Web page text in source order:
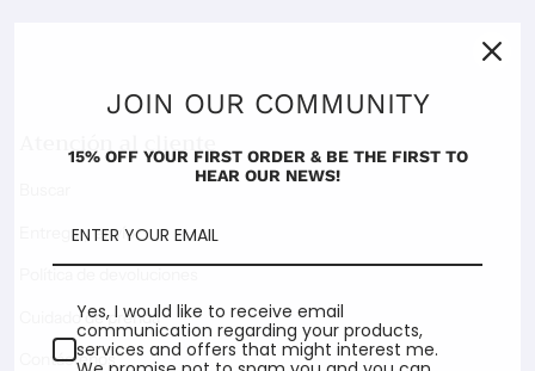
Atención al cliente
Entrega y envío
Cuidado de prenda
Contáctenos
JOIN OUR COMMUNITY
15% OFF YOUR FIRST ORDER & BE THE FIRST TO
HEAR OUR NEWS!
Yes, I would like to receive email
communication regarding your products,
services and offers that might interest me.